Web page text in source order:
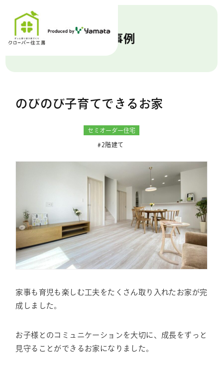
施工事例
のびのび子育てできるお家
セミオーダー住宅
2階建て
家事も育児も楽しむ工夫をたくさん取り入れたお家が完
成しました。
お子様とのコミュニケーションを大切に、成長をずっと
見守ることができるお家になりました。